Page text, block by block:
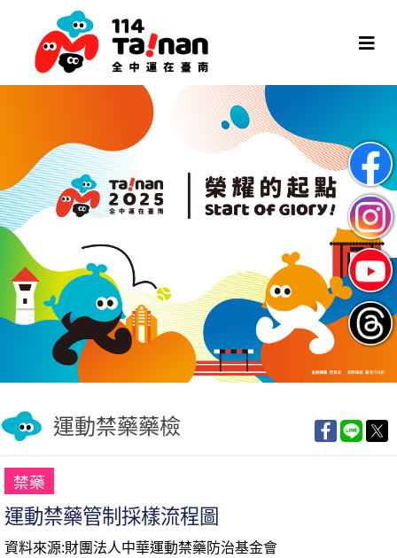
運動禁藥藥檢
禁藥
運動禁藥管制採樣流程圖
資料來源:財團法人中華運動禁藥防治基金會